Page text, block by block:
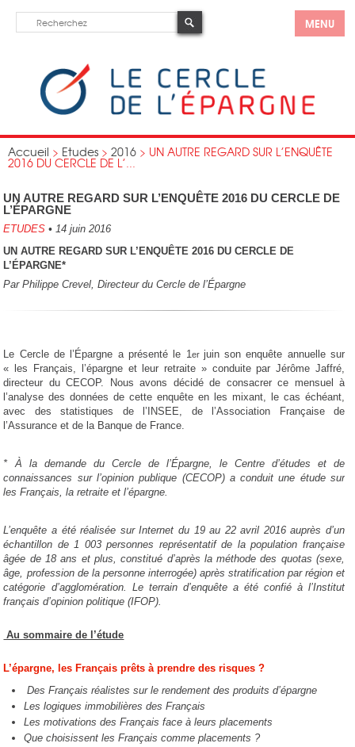
MENU
Accueil > Etudes > 2016 > UN AUTRE REGARD SUR L’ENQUÊTE
2016 DU CERCLE DE L’...
UN AUTRE REGARD SUR L’ENQUÊTE 2016 DU CERCLE DE
L’ÉPARGNE
ETUDES • 14 juin 2016
UN AUTRE REGARD SUR L’ENQUÊTE 2016 DU CERCLE DE
L’ÉPARGNE*
Par Philippe Crevel, Directeur du Cercle de l’Épargne
Le Cercle de l’Épargne a présenté le 1er juin son enquête annuelle sur
« les Français, l’épargne et leur retraite » conduite par Jérôme Jaffré,
directeur du CECOP. Nous avons décidé de consacrer ce mensuel à
l’analyse des données de cette enquête en les mixant, le cas échéant,
avec des statistiques de l’INSEE, de l’Association Française de
l’Assurance et de la Banque de France.
* À la demande du Cercle de l’Épargne, le Centre d’études et de
connaissances sur l’opinion publique (CECOP) a conduit une étude sur
les Français, la retraite et l’épargne.
L’enquête a été réalisée sur Internet du 19 au 22 avril 2016 auprès d’un
échantillon de 1 003 personnes représentatif de la population française
âgée de 18 ans et plus, constitué d’après la méthode des quotas (sexe,
âge, profession de la personne interrogée) après stratification par région et
catégorie d’agglomération. Le terrain d’enquête a été confié à l’Institut
français d’opinion politique (IFOP).
Au sommaire de l’étude
L’épargne, les Français prêts à prendre des risques ?
Des Français réalistes sur le rendement des produits d’épargne
Les logiques immobilières des Français
Les motivations des Français face à leurs placements
Que choisissent les Français comme placements ?